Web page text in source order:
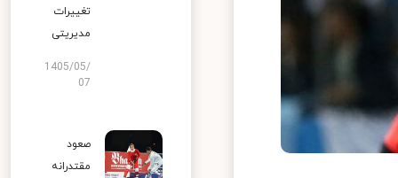
تغییرات
مدیریتی
1405/05/
07
صعود
مقتدرانه